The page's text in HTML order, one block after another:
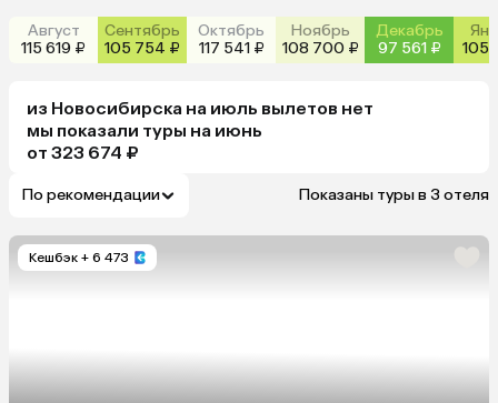
Август
115 619 ₽
Сентябрь
105 754 ₽
Октябрь
117 541 ₽
Ноябрь
108 700 ₽
Декабрь
97 561 ₽
105
из Новосибирска на июль вылетов нет
мы показали туры на июнь
от 323 674 ₽
По рекомендации Показаны туры в 3 отеля
Кешбэк + 6 473